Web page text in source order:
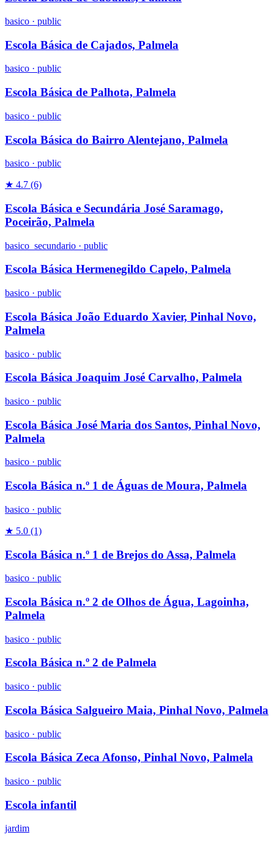
basico · public
Escola Básica de Cajados, Palmela
basico · public
Escola Básica de Palhota, Palmela
basico · public
Escola Básica do Bairro Alentejano, Palmela
basico · public
★ 4.7 (6)
Escola Básica e Secundária José Saramago,
Poceirão, Palmela
basico_secundario · public
Escola Básica Hermenegildo Capelo, Palmela
basico · public
Escola Básica João Eduardo Xavier, Pinhal Novo,
Palmela
basico · public
Escola Básica Joaquim José Carvalho, Palmela
basico · public
Escola Básica José Maria dos Santos, Pinhal Novo,
Palmela
basico · public
Escola Básica n.º 1 de Águas de Moura, Palmela
basico · public
★ 5.0 (1)
Escola Básica n.º 1 de Brejos do Assa, Palmela
basico · public
Escola Básica n.º 2 de Olhos de Água, Lagoinha,
Palmela
basico · public
Escola Básica n.º 2 de Palmela
basico · public
Escola Básica Salgueiro Maia, Pinhal Novo, Palmela
basico · public
Escola Básica Zeca Afonso, Pinhal Novo, Palmela
basico · public
Escola infantil
jardim